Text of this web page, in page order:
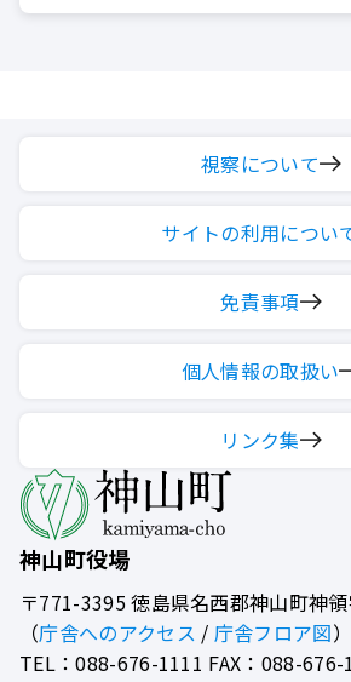
神山町役場
〒771-3395徳島県名西郡神山町神
（庁舎へのアクセス / 庁舎フロア図）
TEL：088-676-1111 FAX：088-676-
視察について
サイトの利用につい
免責事項
個人情報の取扱い
リンク集